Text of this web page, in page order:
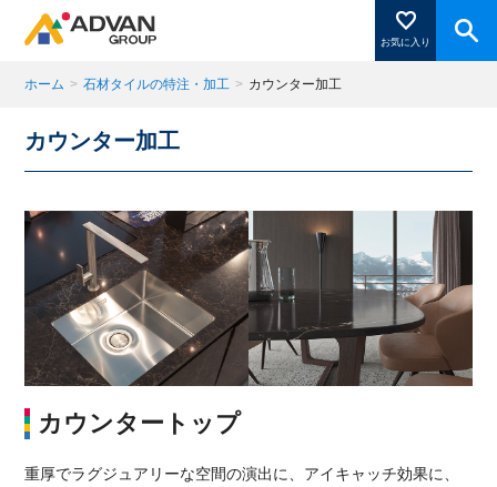
お気に入り
商品ページにある「お気に入り登録」を押すと登録した
商品がここに表示されます。
閉じる
ホーム > 石材タイルの特注・加工 > カウンター加工
カウンター加工
カウンタートップ
重厚でラグジュアリーな空間の演出に、アイキャッチ効果に、